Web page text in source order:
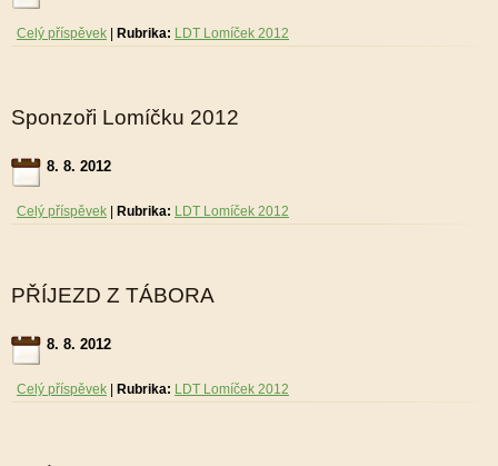
Celý příspěvek Rubrika: LDT Lomíček 2012
Sponzoři Lomíčku 2012
8. 8. 2012
Celý příspěvek Rubrika: LDT Lomíček 2012
PŘÍJEZD Z TÁBORA
8. 8. 2012
Celý příspěvek Rubrika: LDT Lomíček 2012